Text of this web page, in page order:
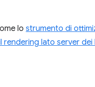
lo strumento di
rendering lato server dei